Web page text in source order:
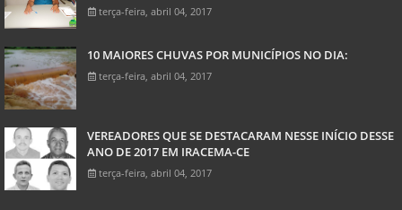
terça-feira, abril 04, 2017
10 MAIORES CHUVAS POR MUNICÍPIOS NO DIA:
terça-feira, abril 04, 2017
VEREADORES QUE SE DESTACARAM NESSE INÍCIO DESSE
ANO DE 2017 EM IRACEMA-CE
terça-feira, abril 04, 2017